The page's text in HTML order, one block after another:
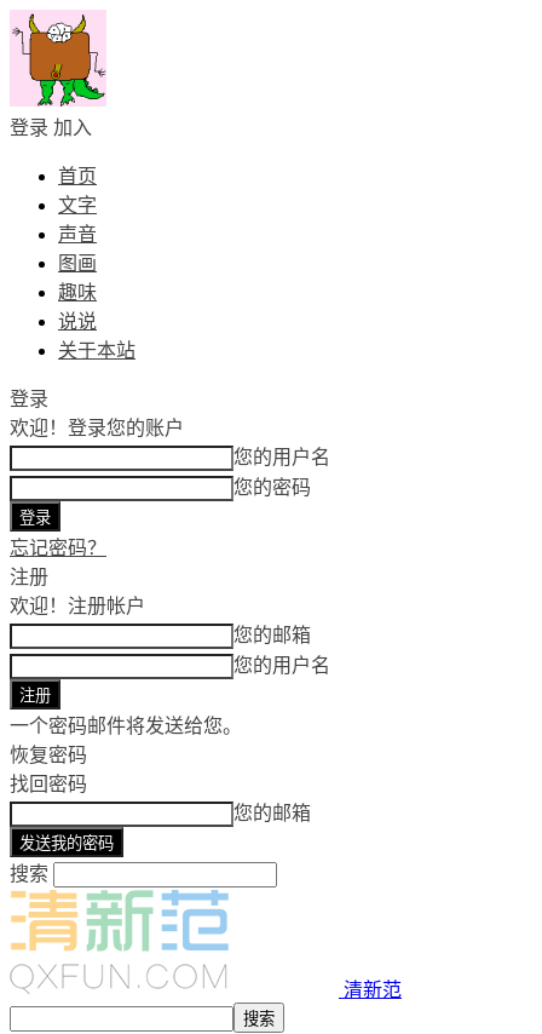
登录 加入
首页
文字
声音
图画
趣味
说说
关于本站
登录
欢迎！ 登录您的账户
您的用户名
您的密码
忘记密码？
注册
欢迎！ 注册帐户
您的邮箱
您的用户名
一个密码邮件将发送给您。
恢复密码
找回密码
您的邮箱
搜索
清新范